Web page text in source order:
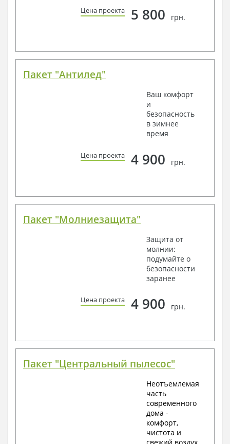
Цена проекта 5 800 грн.
Пакет "Антилед"
Ваш комфорт
и
безопасность
в зимнее
время
Цена проекта 4 900 грн.
Пакет "Молниезащита"
Защита от
молнии:
подумайте о
безопасности
заранее
Цена проекта 4 900 грн.
Пакет "Центральный пылесос"
Неотъемлемая
часть
современного
дома -
комфорт,
чистота и